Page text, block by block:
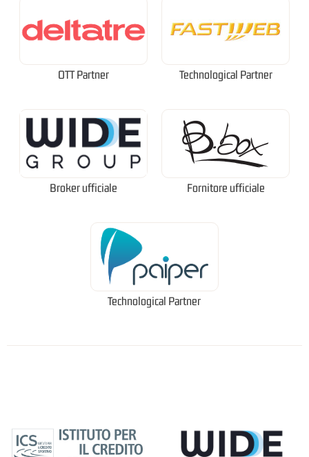
OTT Partner Technological Partner
Broker ufficiale Fornitore ufficiale
Technological Partner